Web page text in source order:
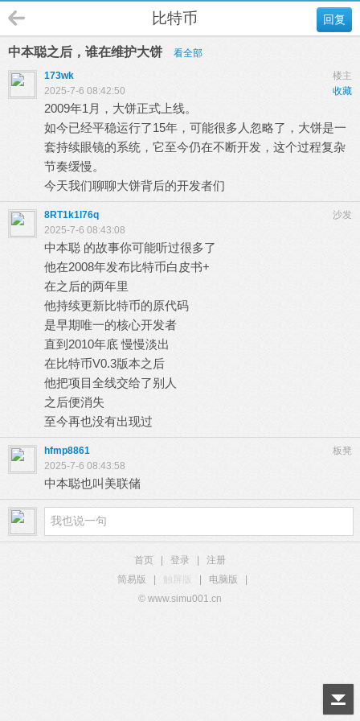
回复
比特币
中本聪之后，谁在维护大饼
看全部
楼主
173wk
收藏
2025-7-6 08:42:50
2009年1月，大饼正式上线。
如今已经平稳运行了15年，可能很多人忽略了，大饼是一
套持续眼镜的系统，它至今仍在不断开发，这个过程复杂
节奏缓慢。
今天我们聊聊大饼背后的开发者们
沙发
8RT1k1l76q
2025-7-6 08:43:08
中本聪 的故事你可能听过很多了
他在2008年发布比特币白皮书+
在之后的两年里
他持续更新比特币的原代码
是早期唯一的核心开发者
直到2010年底 慢慢淡出
在比特币V0.3版本之后
他把项目全线交给了别人
之后便消失
至今再也没有出现过
板凳
hfmp8861
2025-7-6 08:43:58
中本聪也叫美联储
首页 登录
注册
简易版
触屏版 电脑版
© www.simu001.cn